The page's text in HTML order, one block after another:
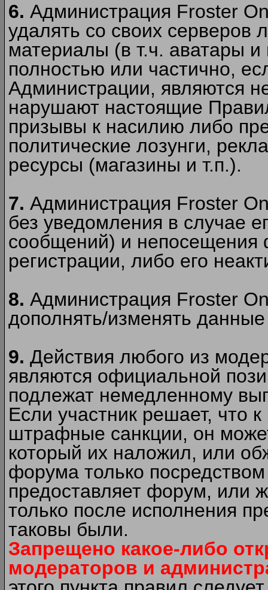
6. Администрация Froster
удалять со своих
материалы (в т.ч. аватары и
полностью или частично,
Администрации, являются
нарушают настоящие
призывы к насилию либо
политические лозунги,
ресурсы (магазины и т.п.).
7. Администрация Froster
без уведомления в случае
сообщений) и непосещения
регистрации, либо его
8. Администрация Froster
дополнять/изменять
9. Действия любого из
являются официальной
подлежат немедленному
Если участник решает, что
штрафные санкции, он
который их наложил, или
форума только
предоставляет форум, или
только после исполнения
таковы были.
Запрещено какое-либо
модераторов и